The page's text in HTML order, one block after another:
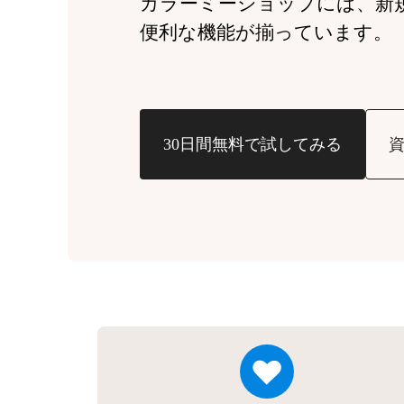
便利な機能が揃っています。
30日間無料で試してみる